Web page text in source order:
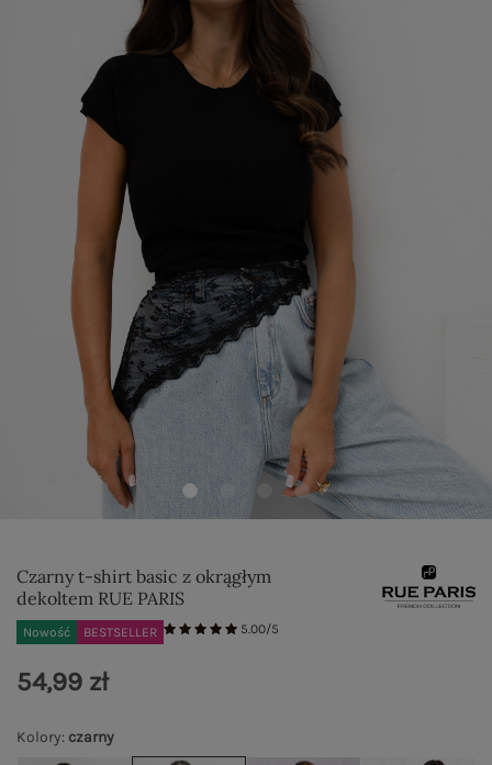
Czarny t-shirt basic z okrągłym
dekoltem RUE PARIS
Nowość BESTSELLER 5.00/5
Kolory: czarny
54,99 zł